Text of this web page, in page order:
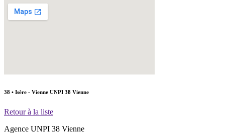
38 • Isère - Vienne UNPI 38 Vienne
Retour à la liste
Agence UNPI 38 Vienne